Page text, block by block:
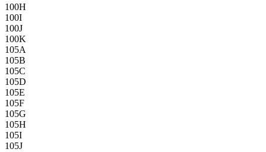
100H
100I
100J
100K
105A
105B
105C
105D
105E
105F
105G
105H
105I
105J